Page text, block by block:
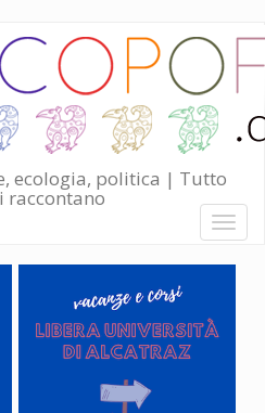
ecologia, politica | Tutto
raccontano
Toggle